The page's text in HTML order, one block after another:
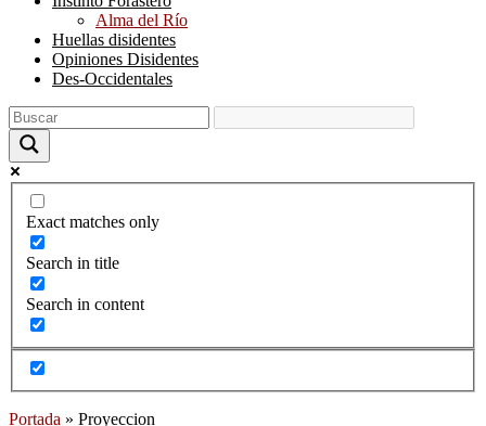
Alma del Río
Huellas disidentes
Opiniones Disidentes
Des-Occidentales
Exact matches only
Search in title
Search in content
Portada » Proyeccion